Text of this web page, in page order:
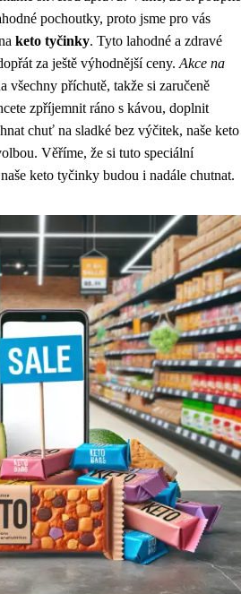
pochoutky, proto jsme pro vás
keto tyčinky. Tyto lahodné a zdravé
za ještě výhodnější ceny. Akce na
všechny příchutě, takže si zaručeně
zpříjemnit ráno s kávou, doplnit
chuť na sladké bez výčitek, naše keto
Věříme, že si tuto speciální
keto tyčinky budou i nadále chutnat.